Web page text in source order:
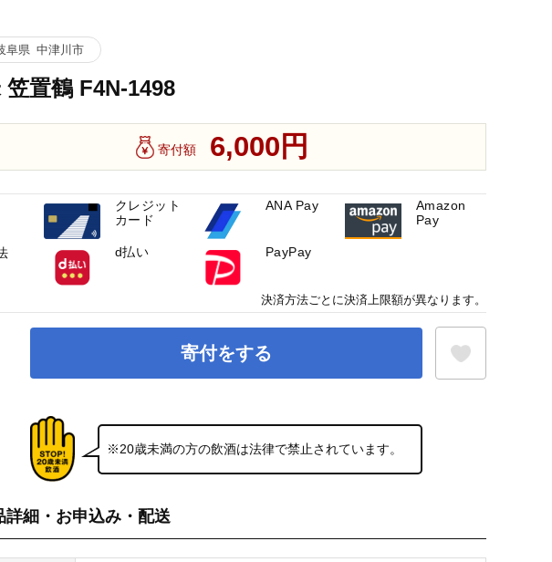
阜県 中津川市
笠置鶴 F4N-1498
寄付額 6,000円
寄付をする
※20歳未満の方の飲酒は法律で禁止されています。
詳細・お申込み・配送
クレジット
カード
ANA Pay
Amazon
Pay
d払い PayPay
決済方法ごとに決済上限額が異なります。